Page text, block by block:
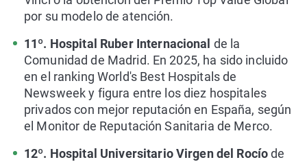
por su modelo de atención.
11º. Hospital Ruber Internacional de la
Comunidad de Madrid. En 2025, ha sido incluido
en el ranking World's Best Hospitals de
Newsweek y figura entre los diez hospitales
privados con mejor reputación en España, según
el Monitor de Reputación Sanitaria de Merco.
12º. Hospital Universitario Virgen del Rocíode